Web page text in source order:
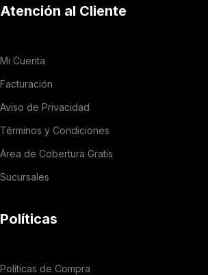
Atención al Cliente
Mi Cuenta
Facturación
Aviso de Privacidad
Términos y Condiciones
Área de Cobertura Gratis
Sucursales
Políticas
Políticas de Compra